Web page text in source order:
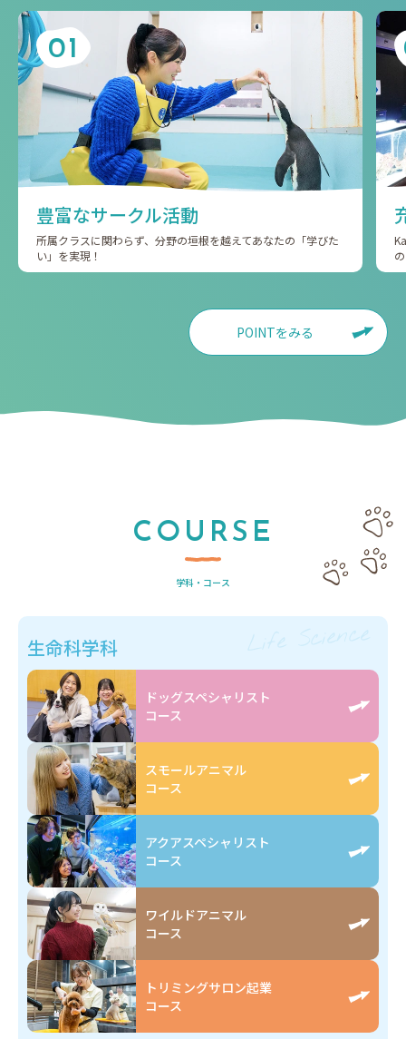
01
豊富なサークル活動
所属クラスに関わらず、分野の垣根を越えてあなたの「学びた
い」を実現！
POINTをみる
COURSE
学科・コース
生命科学科 Life Science
ドッグスペシャリスト
コース
スモールアニマル
コース
アクアスペシャリスト
コース
ワイルドアニマル
コース
トリミングサロン起業
コース